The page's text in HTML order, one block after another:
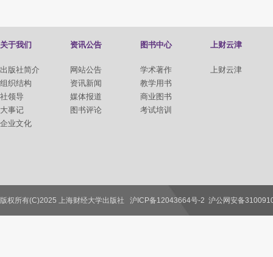
关于我们
出版社简介
组织结构
社领导
大事记
企业文化
资讯公告
网站公告
资讯新闻
媒体报道
图书评论
图书中心
学术著作
教学用书
商业图书
考试培训
上财云津
上财云津
联系我们
版权所有(C)2025 上海财经大学出版社 沪ICP备12043664号-2 沪公网安备